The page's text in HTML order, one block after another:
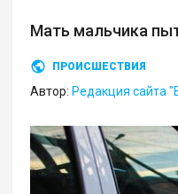
Мать мальчика
ПРОИСШЕСТВИЯ
Автор: Редакция сайта